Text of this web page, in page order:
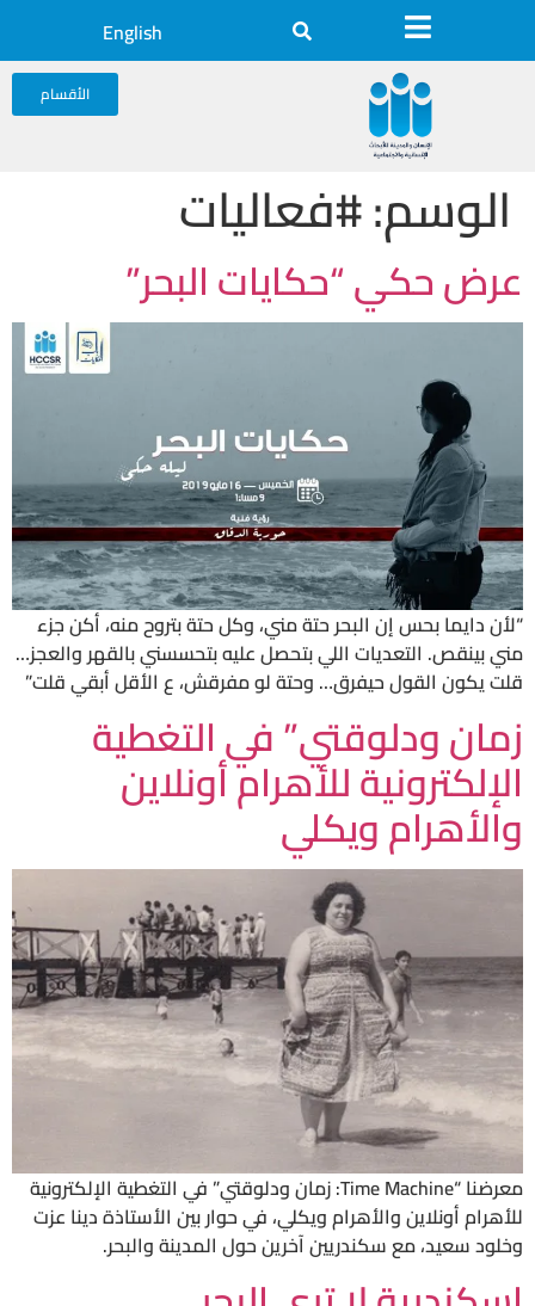
English
الأقسام
الوسم:#فعاليات
عرض حكي “حكايات البحر”
“لأن دايما بحس إن البحر حتة مني، وكل حتة بتروح منه، أكن جزء
مني بينقص. التعديات اللي بتحصل عليه بتحسسني بالقهر والعجز…
قلت يكون القول حيفرق… وحتة لو مفرقش، ع الأقل أبقي قلت”
زمان ودلوقتي” في التغطية
الإلكترونية للأهرام أونلاين
والأهرام ويكلي
معرضنا “Time Machine: زمان ودلوقتي” في التغطية الإلكترونية
للأهرام أونلاين والأهرام ويكلي، في حوار بين الأستاذة دينا عزت
وخلود سعيد، مع سكندريين آخرين حول المدينة والبحر.